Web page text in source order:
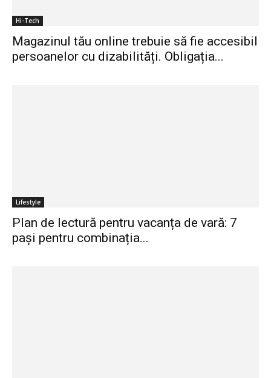
Hi-Tech
Magazinul tău online trebuie să fie accesibil
persoanelor cu dizabilități. Obligația...
Lifestyle
Plan de lectură pentru vacanța de vară: 7
pași pentru combinația...